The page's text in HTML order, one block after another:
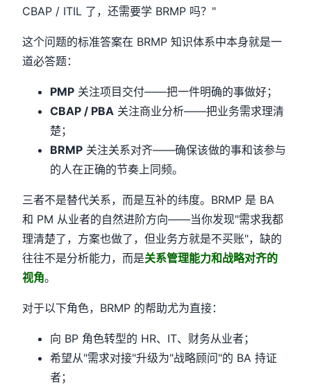
CBAP / ITIL 了，还需要学 BRMP 吗？"
这个问题的标准答案在 BRMP 知识体系中本身就是一
道必答题：
PMP 关注项目交付——把一件明确的事做好；
CBAP / PBA 关注商业分析——把业务需求理清
楚；
BRMP 关注关系对齐——确保该做的事和该参与
的人在正确的节奏上同频。
三者不是替代关系，而是互补的纬度。BRMP 是 BA
和 PM 从业者的自然进阶方向——当你发现"需求我都
理清楚了，方案也做了，但业务方就是不买账"，缺的
往往不是分析能力，而是关系管理能力和战略对齐的
视角。
对于以下角色，BRMP 的帮助尤为直接：
向 BP 角色转型的 HR、IT、财务从业者；
希望从"需求对接"升级为"战略顾问"的 BA 持证
者；